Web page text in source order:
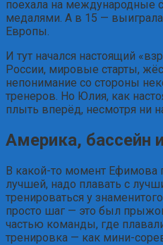
поехала на международные
медалями. А в 15 —
Европы.
И тут начался настоящий
России, мировые старты,
непонимание со стороны
тренеров. Но Юлия, как
плыть вперёд, несмотря ни
Америка, бассейн
В какой-то момент Ефимова
лучшей, надо плавать с
тренироваться у
просто шаг — это был
частью команды, где
тренировка — как мини-